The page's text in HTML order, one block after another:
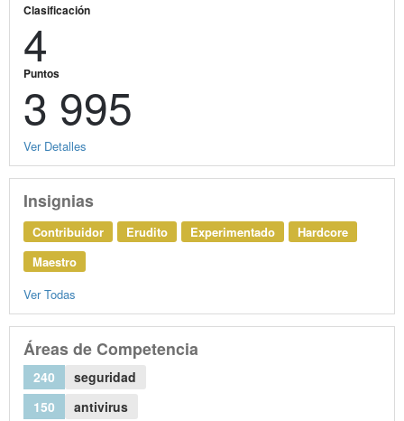
Clasificación
4
Puntos
3 995
Ver Detalles
Insignias
Contribuidor Erudito Experimentado
Hardcore
Maestro
Ver Todas
Áreas de Competencia
240
seguridad
150
antivirus